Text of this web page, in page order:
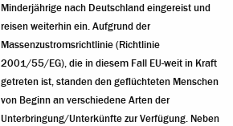
Minderjährige nach Deutschland eingereist und
reisen weiterhin ein. Aufgrund der
Massenzustromsrichtlinie (Richtlinie
2001/55/EG), die in diesem Fall EU-weit in Kraft
getreten ist, standen den geflüchteten Menschen
von Beginn an verschiedene Arten der
Unterbringung/Unterkünfte zur Verfügung. Neben